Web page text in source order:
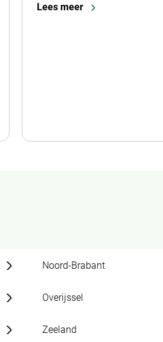
Lees meer
Noord-Brabant
Overijssel
Zeeland